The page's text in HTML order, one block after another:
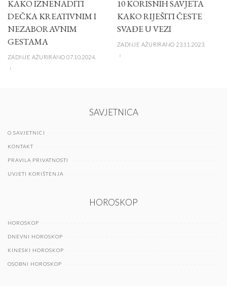
KAKO IZNENADITI
DEČKA KREATIVNIM I
NEZABORAVNIM
GESTAMA
ZADNJE AŽURIRANO 07.10.2024.
10 KORISNIH SAVJETA
KAKO RIJEŠITI ČESTE
SVAĐE U VEZI
ZADNJE AŽURIRANO 23.11.2023.
SAVJETNICA
O SAVJETNICI
KONTAKT
PRAVILA PRIVATNOSTI
UVJETI KORIŠTENJA
HOROSKOP
HOROSKOP
DNEVNI HOROSKOP
KINESKI HOROSKOP
OSOBNI HOROSKOP